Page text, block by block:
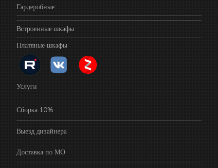
Гардеробные
Встроенные шкафы
Платяные шкафы
Услуги
Сборка 10%
Выезд дизайнера
Доставка по МО